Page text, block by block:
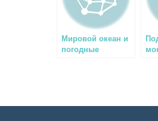
Мировой океан и
погодные